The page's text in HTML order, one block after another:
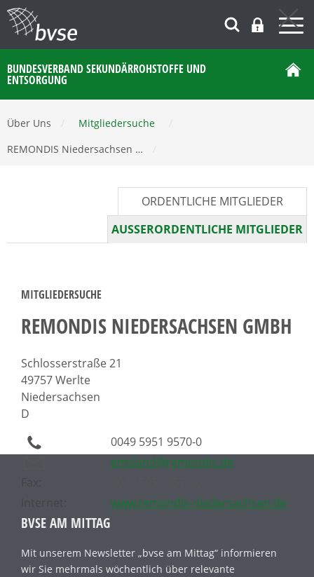
BUNDESVERBAND SEKUNDÄRROHSTOFFE UND
ENTSORGUNG
Über Uns Mitgliedersuche
REMONDIS Niedersachsen …
ORDENTLICHE MITGLIEDER
AUSSERORDENTLICHE MITGLIEDER
MITGLIEDERSUCHE
REMONDIS NIEDERSACHSEN GMBH
Schlosserstraße 21
49757 Werlte
Niedersachsen
D
0049 5951 9570-0
emsland@remondis.de
www.remondis-niedersachsen.de
BVSE AM MITTAG
Mit unserem Newsletter „bvse am Mittag“ informieren
wir Sie mehrmals wöchentlich über relevante